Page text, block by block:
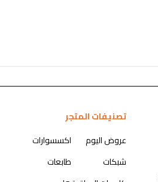
تصنيفات المتجر
عروض اليوم
شبكات
اكسسوارات
طابعات